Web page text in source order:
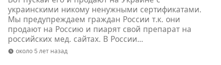
украинскими никому ненужными сертификатами.
Мы предупреждаем граждан России т.к. они
продают на Россию и пиарят свой препарат на
российских мед. сайтах. В России...
около 5 лет назад